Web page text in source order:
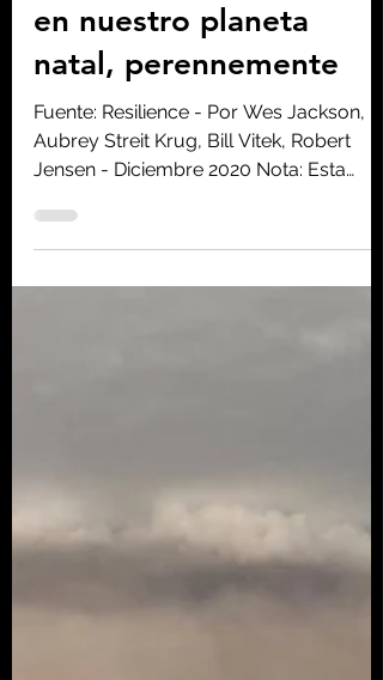
Homo consciens
19 ene 2021
Transformando la vida
en nuestro planeta
natal, perennemente
Jensen - Diciembre 2020 Nota: Esta